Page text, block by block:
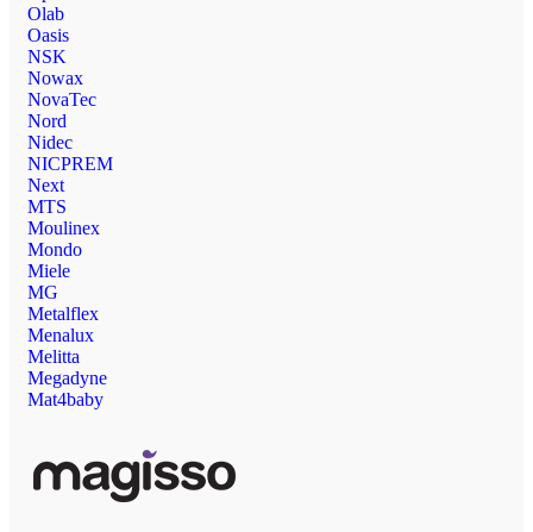
Olab
Oasis
NSK
Nowax
NovaTec
Nord
Nidec
NICPREM
Next
MTS
Moulinex
Mondo
Miele
MG
Metalflex
Menalux
Melitta
Megadyne
Mat4baby